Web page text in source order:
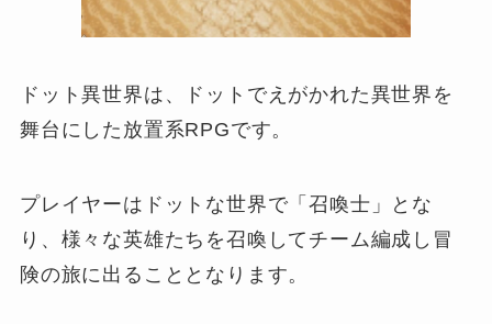
ドット異世界は、ドットでえがかれた異世界を
舞台にした放置系RPGです。
プレイヤーはドットな世界で「召喚士」とな
り、様々な英雄たちを召喚してチーム編成し冒
険の旅に出ることとなります。